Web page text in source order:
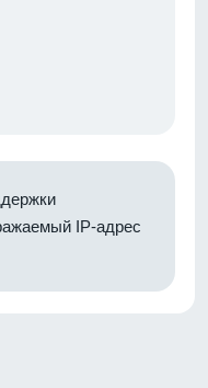
IP-адрес